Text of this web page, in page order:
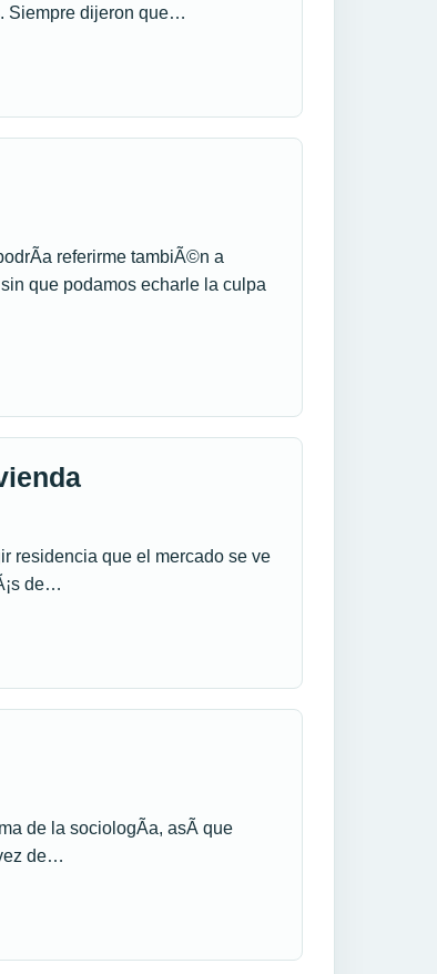
Siempre dijeron que…
referirme tambiÃ©n a
que podamos echarle la culpa
residencia que el mercado se ve
de…
de la sociologÃ­a, asÃ­ que
de…